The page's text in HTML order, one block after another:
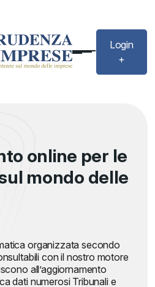
Login
+
online per le
mondo delle
organizzata secondo
con il nostro motore
all’aggiornamento
dati numerosi Tribunali e